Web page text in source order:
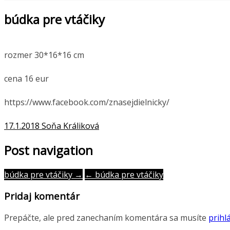
búdka pre vtáčiky
rozmer 30*16*16 cm
cena 16 eur
https://www.facebook.com/znasejdielnicky/
17.1.2018 Soňa Králiková
Post navigation
búdka pre vtáčiky → ← búdka pre vtáčiky
Pridaj komentár
Prepáčte, ale pred zanechaním komentára sa musíte